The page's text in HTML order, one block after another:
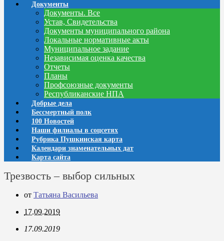
Документы
Документы. Все
Устав, Свидетельства
Документы муниципального района
Локальные нормативные акты
Муниципальное задание
Независимая оценка качества
Отчеты
Планы
Профсоюзные документы
Республиканские НПА
Добрые дела
Бессмертный полк
100 Новостей
Наши филиалы в соцсетях
Рубрика Пушкинская карта
Календари знаменательных дат
Карта сайта
Трезвость – выбор сильных
от Татьяна Васильева
17.09.2019
17.09.2019